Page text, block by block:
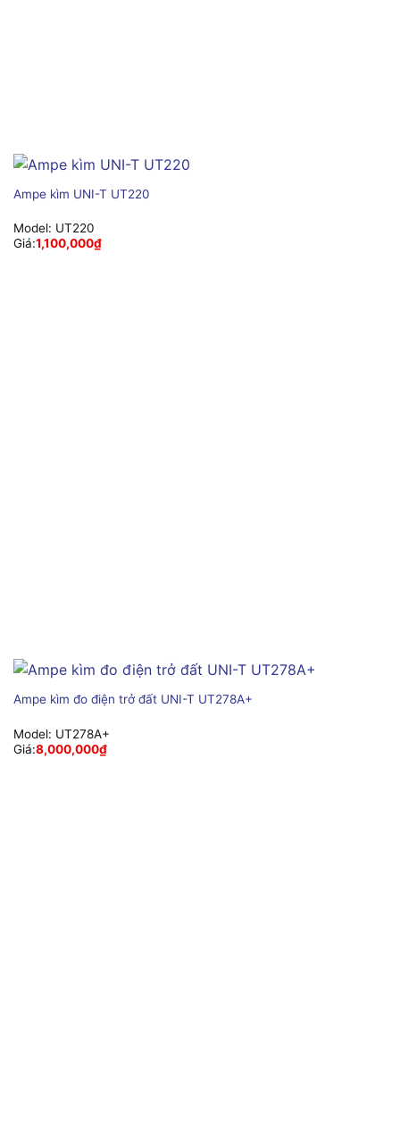
Ampe kìm UNI-T UT220
Model: UT220
Giá:1,100,000₫
Ampe kìm đo điện trở đất UNI-T UT278A+
Model: UT278A+
Giá:8,000,000₫